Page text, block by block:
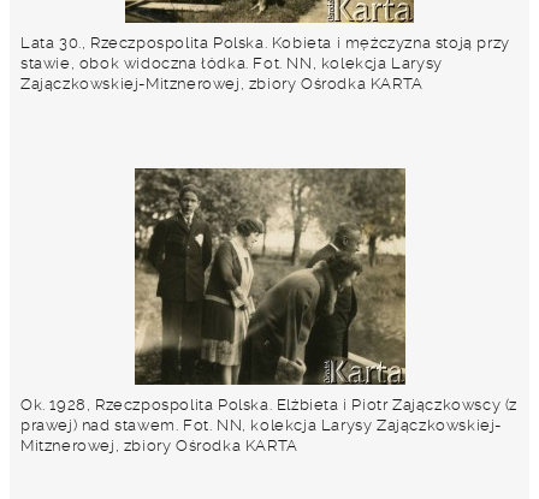
Lata 30., Rzeczpospolita Polska. Kobieta i mężczyzna stoją przy
stawie, obok widoczna łódka. Fot. NN, kolekcja Larysy
Zajączkowskiej-Mitznerowej, zbiory Ośrodka KARTA
Ok. 1928, Rzeczpospolita Polska. Elżbieta i Piotr Zajączkowscy (z
prawej) nad stawem. Fot. NN, kolekcja Larysy Zajączkowskiej-
Mitznerowej, zbiory Ośrodka KARTA